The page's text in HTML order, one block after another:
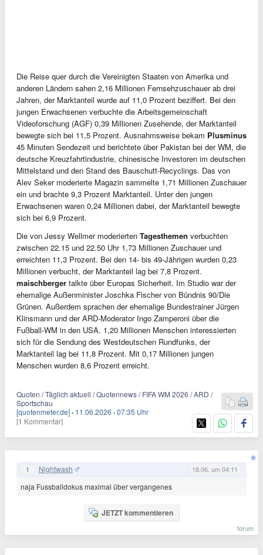
Die Reise quer durch die Vereinigten Staaten von Amerika und
anderen Ländern sahen 2,16 Millionen Fernsehzuschauer ab drei
Jahren, der Marktanteil wurde auf 11,0 Prozent beziffert. Bei den
jungen Erwachsenen verbuchte die Arbeitsgemeinschaft
Videoforschung (AGF) 0,39 Millionen Zusehende, der Marktanteil
bewegte sich bei 11,5 Prozent. Ausnahmsweise bekam Plusminus
45 Minuten Sendezeit und berichtete über Pakistan bei der WM, die
deutsche Kreuzfahrtindustrie, chinesische Investoren im deutschen
Mittelstand und den Stand des Bauschutt-Recyclings. Das von
Alev Seker moderierte Magazin sammelte 1,71 Millionen Zuschauer
ein und brachte 9,3 Prozent Marktanteil. Unter den jungen
Erwachsenen waren 0,24 Millionen dabei, der Marktanteil bewegte
sich bei 6,9 Prozent.
Die von Jessy Wellmer moderierten Tagesthemen verbuchten
zwischen 22.15 und 22.50 Uhr 1,73 Millionen Zuschauer und
erreichten 11,3 Prozent. Bei den 14- bis 49-Jährigen wurden 0,23
Millionen verbucht, der Marktanteil lag bei 7,8 Prozent.
maischberger talkte über Europas Sicherheit. Im Studio war der
ehemalige Außenminister Joschka Fischer von Bündnis 90/Die
Grünen. Außerdem sprachen der ehemalige Bundestrainer Jürgen
Klinsmann und der ARD-Moderator Ingo Zamperoni über die
Fußball-WM in den USA. 1,20 Millionen Menschen interessierten
sich für die Sendung des Westdeutschen Rundfunks, der
Marktanteil lag bei 11,8 Prozent. Mit 0,17 Millionen jungen
Menschen wurden 8,6 Prozent erreicht.
Quoten / Täglich aktuell / Quotennews / FIFA WM 2026 / ARD /
Sportschau
[quotenmeter.de] · 11.06.2026 ·07:35 Uhr
[1 Kommentar]
1 Nightwash 18.06. um 04:11
naja Fussballdokus maximal über vergangenes
JETZT kommentieren
forum